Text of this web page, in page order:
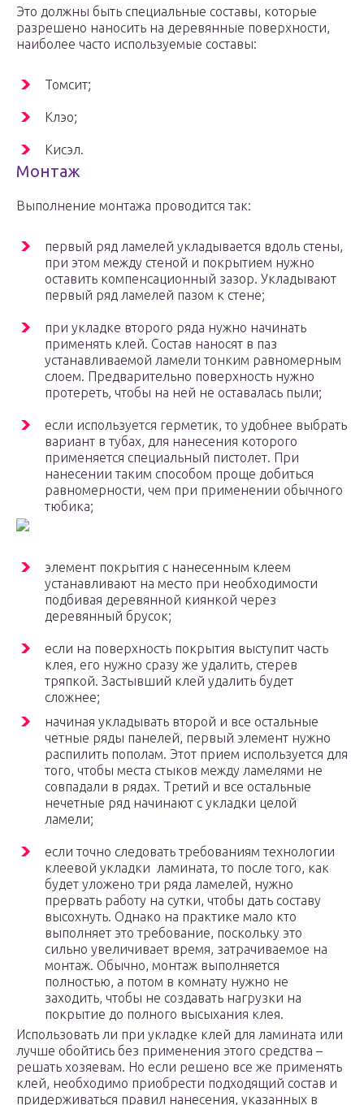
Это должны быть специальные составы, которые
разрешено наносить на деревянные поверхности,
наиболее часто используемые составы:
Томсит;
Клэо;
Кисэл.
Монтаж
Выполнение монтажа проводится так:
первый ряд ламелей укладывается вдоль стены,
при этом между стеной и покрытием нужно
оставить компенсационный зазор. Укладывают
первый ряд ламелей пазом к стене;
при укладке второго ряда нужно начинать
применять клей. Состав наносят в паз
устанавливаемой ламели тонким равномерным
слоем. Предварительно поверхность нужно
протереть, чтобы на ней не оставалась пыли;
если используется герметик, то удобнее выбрать
вариант в тубах, для нанесения которого
применяется специальный пистолет. При
нанесении таким способом проще добиться
равномерности, чем при применении обычного
тюбика;
элемент покрытия с нанесенным клеем
устанавливают на место при необходимости
подбивая деревянной киянкой через
деревянный брусок;
если на поверхность покрытия выступит часть
клея, его нужно сразу же удалить, стерев
тряпкой. Застывший клей удалить будет
сложнее;
начиная укладывать второй и все остальные
четные ряды панелей, первый элемент нужно
распилить пополам. Этот прием используется для
того, чтобы места стыков между ламелями не
совпадали в рядах. Третий и все остальные
нечетные ряд начинают с укладки целой
ламели;
если точно следовать требованиям технологии
клеевой укладки ламината, то после того, как
будет уложено три ряда ламелей, нужно
прервать работу на сутки, чтобы дать составу
высохнуть. Однако на практике мало кто
выполняет это требование, поскольку это
сильно увеличивает время, затрачиваемое на
монтаж. Обычно, монтаж выполняется
полностью, а потом в комнату нужно не
заходить, чтобы не создавать нагрузки на
покрытие до полного высыхания клея.
Использовать ли при укладке клей для ламината или
лучше обойтись без применения этого средства –
решать хозяевам. Но если решено все же применять
клей, необходимо приобрести подходящий состав и
придерживаться правил нанесения, указанных в